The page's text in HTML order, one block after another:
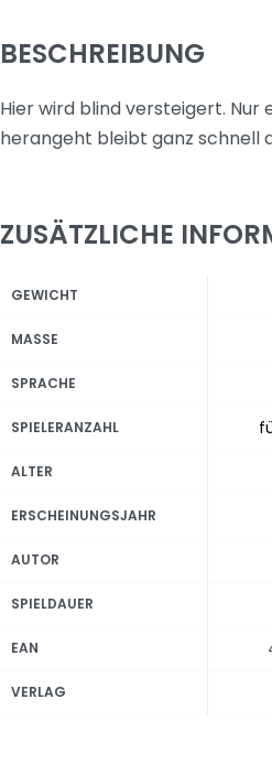
BESCHREIBUNG
Hier wird blind versteigert.
herangeht bleibt ganz schnell
ZUSÄTZLICHE
GEWICHT
MASSE
SPRACHE
SPIELERANZAHL
ALTER
ERSCHEINUNGSJAHR
AUTOR
SPIELDAUER
EAN
VERLAG